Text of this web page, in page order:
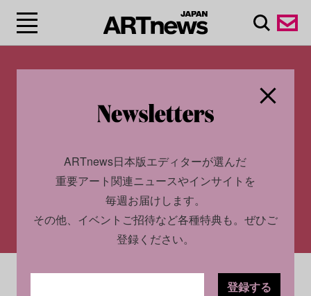
TOP 200 COLLECTORS 2023
ARTnews日本版エディターが選んだ
重要アート関連ニュースやインサイトを
毎週お届けします。
その他、イベントご招待など各種特典も。ぜひご
登録ください。
登録する